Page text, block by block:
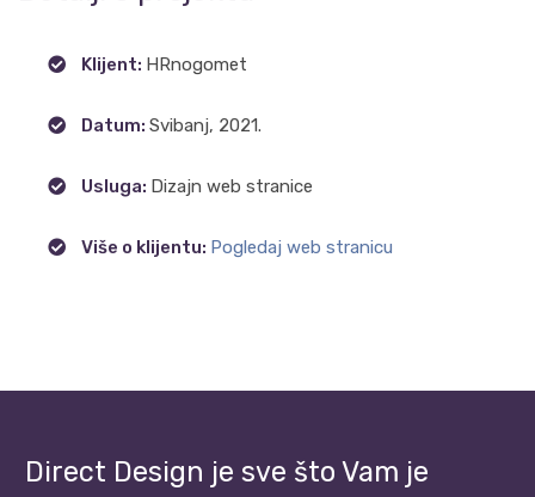
Klijent: HRnogomet
Datum: Svibanj, 2021.
Usluga: Dizajn web stranice
Više o klijentu: Pogledaj web stranicu
Direct Design je sve što Vam je